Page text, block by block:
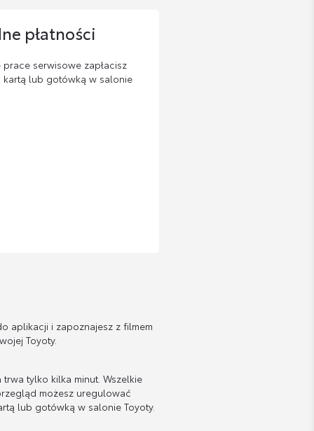
płatności
prace serwisowe zapłacisz
kartą lub gotówką w salonie
aplikacji i zapoznajesz z filmem
Toyoty.
trwa tylko kilka minut. Wszelkie
możesz uregulować
lub gotówką w salonie Toyoty.